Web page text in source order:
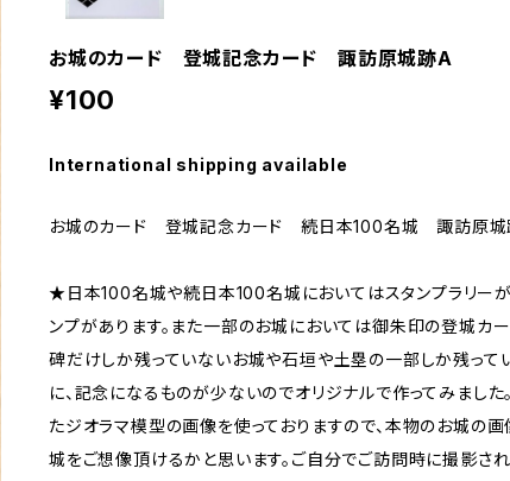
お城のカード 登城記念カード 諏訪原城跡A
¥100
International shipping available
お城のカード 登城記念カード 続日本100名城 諏訪原城
★日本100名城や続日本100名城においてはスタンプラリーが
ンプがあります。また一部のお城においては御朱印の登城カ
碑だけしか残っていないお城や石垣や土塁の一部しか残って
に、記念になるものが少ないのでオリジナルで作ってみまし
たジオラマ模型の画像を使っておりますので、本物のお城の
城をご想像頂けるかと思います。ご自分でご訪問時に撮影さ